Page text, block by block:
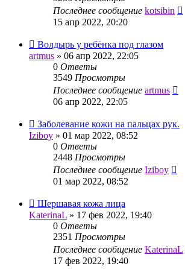
Последнее сообщение kotsibin
15 апр 2022, 20:20
Волдырь у ребёнка под глазом
artmus » 06 апр 2022, 22:05
0 Ответы
3549 Просмотры
Последнее сообщение artmus
06 апр 2022, 22:05
Заболевание кожи на пальцах рук.
Iziboy » 01 мар 2022, 08:52
0 Ответы
2448 Просмотры
Последнее сообщение Iziboy
01 мар 2022, 08:52
Шершавая кожа лица
KaterinaL » 17 фев 2022, 19:40
0 Ответы
2351 Просмотры
Последнее сообщение KaterinaL
17 фев 2022, 19:40